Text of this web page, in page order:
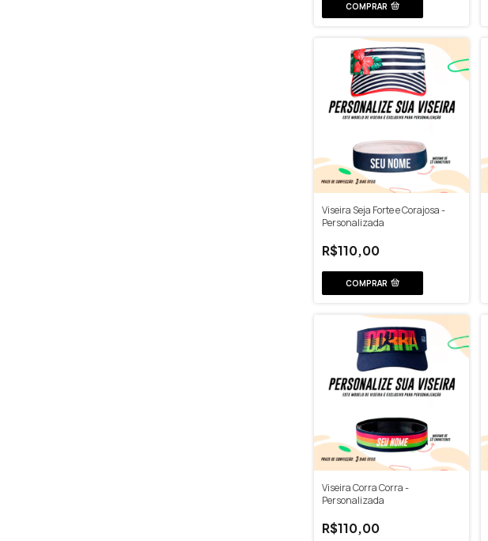
COMPRAR
Viseira Seja Forte e Corajosa -
Personalizada
R$110,00
COMPRAR
Viseira Corra Corra -
Personalizada
R$110,00